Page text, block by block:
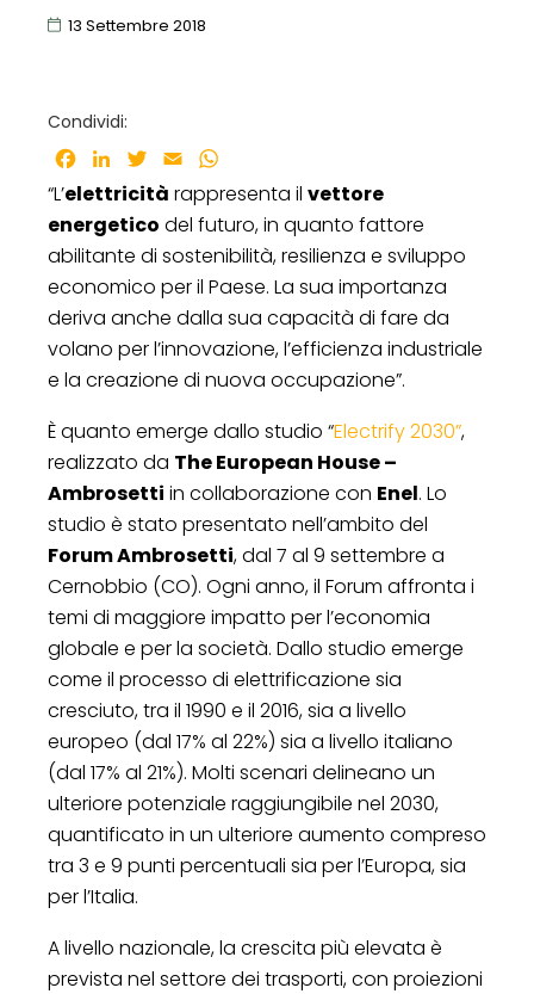
13 Settembre 2018
Condividi:
Facebook
LinkedInTwitter
Email
“L’elettricità rappresenta il vettore
energetico del futuro, in quanto fattore
abilitante di sostenibilità, resilienza e sviluppo
economico per il Paese. La sua importanza
deriva anche dalla sua capacità di fare da
volano per l’innovazione, l’efficienza industriale
e la creazione di nuova occupazione”.
È quanto emerge dallo studio “Electrify 2030”,
realizzato da The European House –
Ambrosetti in collaborazione con Enel. Lo
studio è stato presentato nell’ambito del
Forum Ambrosetti, dal 7 al 9 settembre a
Cernobbio (CO). Ogni anno, il Forum affronta i
temi di maggiore impatto per l’economia
globale e per la società. Dallo studio emerge
come il processo di elettrificazione sia
cresciuto, tra il 1990 e il 2016, sia a livello
europeo (dal 17% al 22%) sia a livello italiano
(dal 17% al 21%). Molti scenari delineano un
ulteriore potenziale raggiungibile nel 2030,
quantificato in un ulteriore aumento compreso
tra 3 e 9 punti percentuali sia per l’Europa, sia
per l’Italia.
A livello nazionale, la crescita più elevata è
prevista nel settore dei trasporti, con proiezioni